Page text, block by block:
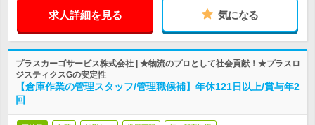
求人詳細を見る 気になる
プラスカーゴサービス株式会社 | ★物流のプロとして社会貢献！★プラスロ
ジスティクスGの安定性
【倉庫作業の管理スタッフ/管理職候補】年休121日以上/賞与年2
回